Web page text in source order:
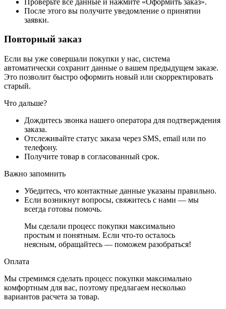
После этого вы получите уведомление о принятии
заявки.
Повторный заказ
Если вы уже совершали покупки у нас, система
автоматически сохранит данные о вашем предыдущем заказе.
Это позволит быстро оформить новый или скорректировать
старый.
Что дальше?
Дождитесь звонка нашего оператора для подтверждения
заказа.
Отслеживайте статус заказа через SMS, email или по
телефону.
Получите товар в согласованный срок.
Важно запомнить
Убедитесь, что контактные данные указаны правильно.
Если возникнут вопросы, свяжитесь с нами — мы
всегда готовы помочь.
Мы сделали процесс покупки максимально
простым и понятным. Если что-то осталось
неясным, обращайтесь — поможем разобраться!
Оплата
Мы стремимся сделать процесс покупки максимально
комфортным для вас, поэтому предлагаем несколько
вариантов расчета за товар.